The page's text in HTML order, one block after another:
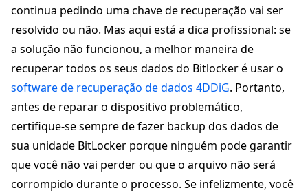
continua pedindo uma chave de recuperação vai ser
resolvido ou não. Mas aqui está a dica profissional: se
a solução não funcionou, a melhor maneira de
recuperar todos os seus dados do Bitlocker é usar o
software de recuperação de dados 4DDiG. Portanto,
antes de reparar o dispositivo problemático,
certifique-se sempre de fazer backup dos dados de
sua unidade BitLocker porque ninguém pode garantir
que você não vai perder ou que o arquivo não será
corrompido durante o processo. Se infelizmente, você